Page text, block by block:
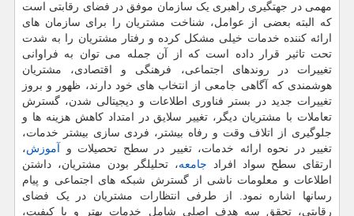
مهمی در جهت‏گیری راهبری یک سازمان موفق در فضای رقابتی است
که البته بعضی از عوامل، شناخت مشتریان را برای سازمان های
ارائه کننده خدمات خیلی مشکل کرده و رفتار مشتریان را به شدت
تحت تاثیر قرار داده است که از آن جمله می توان به فراوانی
تغییرات در روندهای اجتماعی، فرهنگی و اقتصادی، مشتریان
هوشمندی که آگاهی جامعی از انتخاب های خود دارند، ظهور و بروز
تغییرات جدید در بستر فناوری اطلاعات و دیجیتالی شدن، گسترش
تعاملات با مشتریان دیگر، تغییر سلایق در امتداد کاهش هزینه ها و
جلوگیری از اتلاف وقت و رفاه بیشتر، فردی سازی بیشتر خدمات،
تغییر در نحوه ارائه خدمات، تغییر در سطح تحصیلات و
آموزش،
ارتقای سطح سواد افراد جامعه، تحلیلگر بودن مشتریان، داشتن
اطلاعات و معلومات ناشی از گسترش شبکه های اجتماعی و پیام
رسان‏ها اشاره نمود. از طرفی انتظارات مشتریان در یک فضای
رقابتی، تحقق سه هدف اصلی شامل خدمات بهتر و با کیفیت،